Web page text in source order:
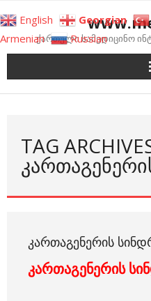
to
contentქართული სამედიცინო
TAG
ᲙᲐᲠᲗᲐᲒᲔᲜᲔᲠᲘᲡ
კართაგენერის
English Georgian
Armenian
Russian